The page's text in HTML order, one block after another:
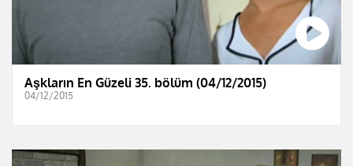
Aşkların En Güzeli 35. bölüm (04/12/2015)
04/12/2015